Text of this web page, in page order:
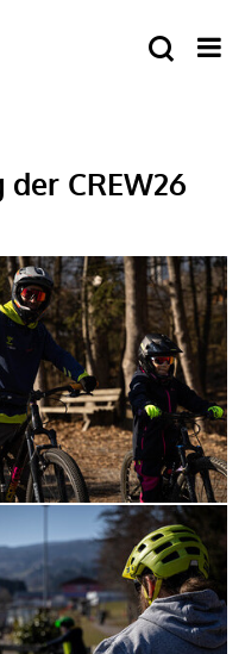
CREW26